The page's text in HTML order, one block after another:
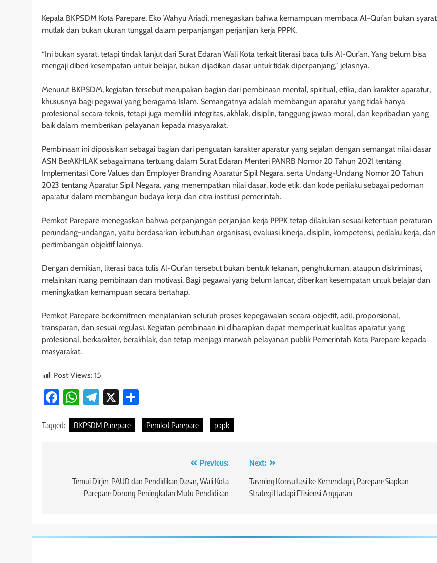
Kepala BKPSDM Kota Parepare, Eko Wahyu Ariadi, menegaskan bahwa kemampuan membaca Al-Qur’an bukan syarat
mutlak dan bukan ukuran tunggal dalam perpanjangan perjanjian kerja PPPK.
“Ini bukan syarat, tetapi tindak lanjut dari Surat Edaran Wali Kota terkait literasi baca tulis Al-Qur’an. Yang belum bisa
mengaji diberi kesempatan untuk belajar, bukan dijadikan dasar untuk tidak diperpanjang,” jelasnya.
Menurut BKPSDM, kegiatan tersebut merupakan bagian dari pembinaan mental, spiritual, etika, dan karakter aparatur,
khususnya bagi pegawai yang beragama Islam. Semangatnya adalah membangun aparatur yang tidak hanya
profesional secara teknis, tetapi juga memiliki integritas, akhlak, disiplin, tanggung jawab moral, dan kepribadian yang
baik dalam memberikan pelayanan kepada masyarakat.
Pembinaan ini diposisikan sebagai bagian dari penguatan karakter aparatur yang sejalan dengan semangat nilai dasar
ASN BerAKHLAK sebagaimana tertuang dalam Surat Edaran Menteri PANRB Nomor 20 Tahun 2021 tentang
Implementasi Core Values dan Employer Branding Aparatur Sipil Negara, serta Undang-Undang Nomor 20 Tahun
2023 tentang Aparatur Sipil Negara, yang menempatkan nilai dasar, kode etik, dan kode perilaku sebagai pedoman
aparatur dalam membangun budaya kerja dan citra institusi pemerintah.
Pemkot Parepare menegaskan bahwa perpanjangan perjanjian kerja PPPK tetap dilakukan sesuai ketentuan peraturan
perundang-undangan, yaitu berdasarkan kebutuhan organisasi, evaluasi kinerja, disiplin, kompetensi, perilaku kerja, dan
pertimbangan objektif lainnya.
Dengan demikian, literasi baca tulis Al-Qur’an tersebut bukan bentuk tekanan, penghukuman, ataupun diskriminasi,
melainkan ruang pembinaan dan motivasi. Bagi pegawai yang belum lancar, diberikan kesempatan untuk belajar dan
meningkatkan kemampuan secara bertahap.
Pemkot Parepare berkomitmen menjalankan seluruh proses kepegawaian secara objektif, adil, proporsional,
transparan, dan sesuai regulasi. Kegiatan pembinaan ini diharapkan dapat memperkuat kualitas aparatur yang
profesional, berkarakter, berakhlak, dan tetap menjaga marwah pelayanan publik Pemerintah Kota Parepare kepada
masyarakat.
Post Views: 15
Facebook
WhatsApp
Telegram
X
Tagged: BKPSDM Parepare Pemkot Parepare pppk
Previous:
Temui Dirjen PAUD dan Pendidikan Dasar, Wali Kota
Parepare Dorong Peningkatan Mutu Pendidikan
Next:
Tasming Konsultasi ke Kemendagri, Parepare Siapkan
Strategi Hadapi Efisiensi Anggaran